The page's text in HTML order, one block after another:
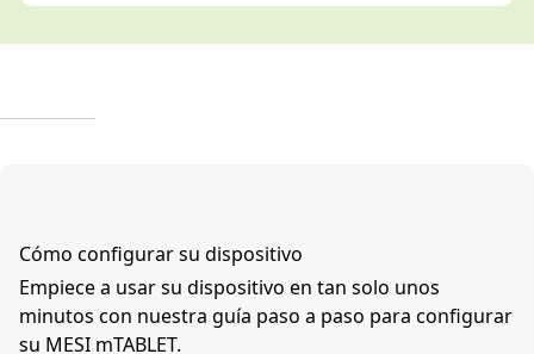
Cómo configurar su dispositivo
Empiece a usar su dispositivo en tan solo unos
minutos con nuestra guía paso a paso para configurar
su MESI mTABLET.